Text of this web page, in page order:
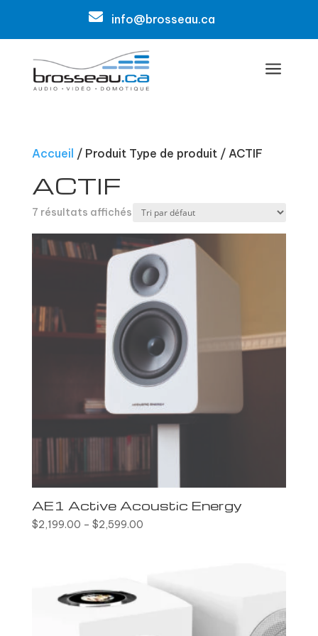
 info@brosseau.ca
a
Accueil / Produit Type de produit / ACTIF
ACTIF
7 résultats affichés
AE1 Active Acoustic Energy
$2,199.00 – $2,599.00